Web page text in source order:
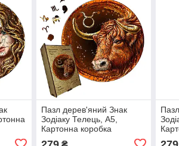
Пазл дерев'яний Знак
Зодіаку Телець, А5,
Картонна коробка